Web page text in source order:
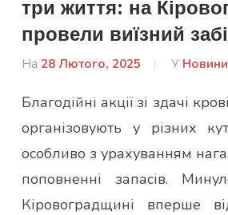
три життя: на
провели виїзний
На 28 Лютого, 2025
Від
У Новини
Благодійні акції зі здачі
організовують у різних
особливо з урахуванням
поповненні запасів.
Кіровоградщині вперше